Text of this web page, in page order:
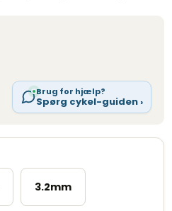
Brug for hjælp?
Spørg cykel-guiden ›
3.2mm